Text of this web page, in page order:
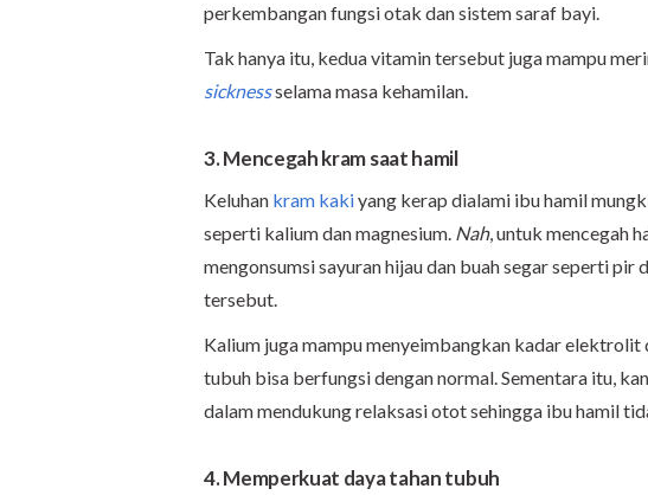
perkembangan fungsi otak dan sistem saraf bayi.
Tak hanya itu, kedua vitamin tersebut juga mampu
sicknessselama masa kehamilan.
3. Mencegah kram saat hamil
Keluhan kram kakiyang kerap dialami ibu hamil
seperti kalium dan magnesium. Nah, untuk mencegah
mengonsumsi sayuran hijau dan buah segar seperti pir
tersebut.
Kalium juga mampu menyeimbangkan kadar elektrolit
tubuh bisa berfungsi dengan normal. Sementara itu,
dalam mendukung relaksasi otot sehingga ibu hamil
4. Memperkuat daya tahan tubuh